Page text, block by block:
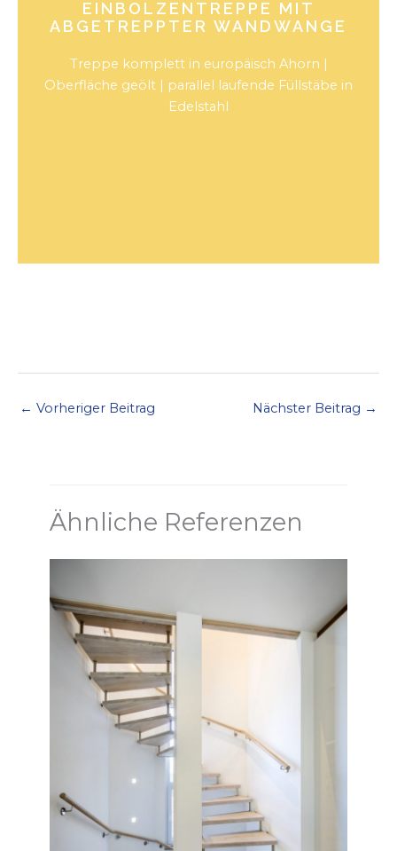
EINBOLZENTREPPE MIT
ABGETREPPTER WANDWANGE
Treppe komplett in europäisch Ahorn |
Oberfläche geölt | parallel laufende Füllstäbe in
Edelstahl
← Vorheriger Beitrag Nächster Beitrag →
Ähnliche Referenzen